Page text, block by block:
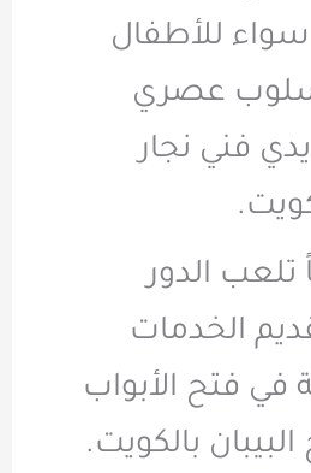
للأطفال
عصري
فني نجار
تلعب الدور
الخدمات
فتح الأبواب
بالكويت.